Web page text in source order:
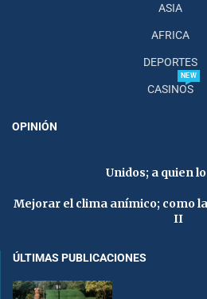
ASIA
AFRICA
DEPORTES
CASINOS
NEW
OPINIÓN
Unidos; a quien
Mejorar el clima anímico; como
II
ÚLTIMAS PUBLICACIONES